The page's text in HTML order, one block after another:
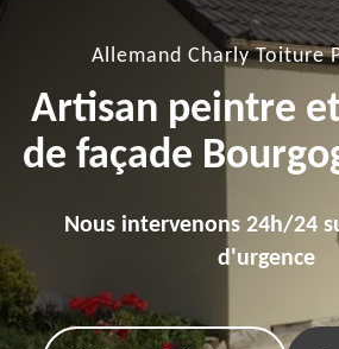
Allemand Charly Toiture
Artisan peintre
de façade
Nous intervenons 24h/24
d'urgence